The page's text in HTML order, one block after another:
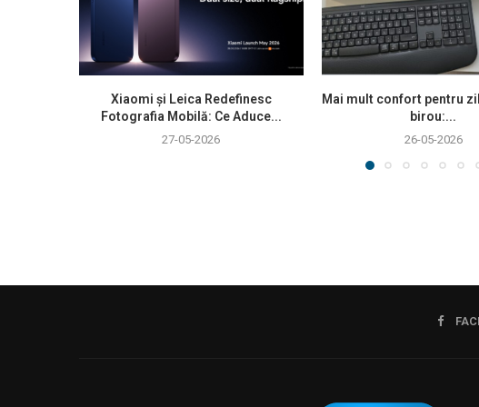
Xiaomi și Leica Redefinesc
Fotografia Mobilă: Ce Aduce...
27-05-2026
Mai mult confort pentru
birou:...
26-05-2026